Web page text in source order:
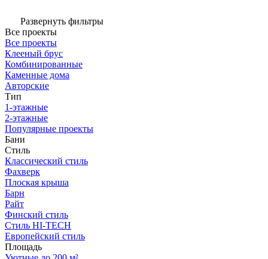
Развернуть фильтры
Все проекты
Все проекты
Клееный брус
Комбинированные
Каменные дома
Авторские
Тип
1-этажные
2-этажные
Популярные проекты
Бани
Стиль
Классический стиль
Фахверк
Плоская крыша
Барн
Райт
Финский стиль
Стиль HI-TECH
Европейский стиль
Площадь